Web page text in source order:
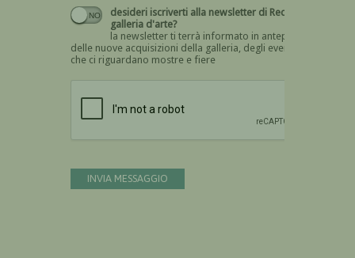
desideri iscriverti alla newsletter di Recta
galleria d'arte?
la newsletter ti terrà informato in anteprima
delle nuove acquisizioni della galleria, degli eventi
che ci riguardano mostre e fiere
INVIA MESSAGGIO